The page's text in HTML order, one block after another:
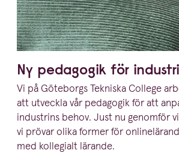
Ny pedagogik för
Vi på Göteborgs Tekniska College
att utveckla vår pedagogik för att
industrins behov. Just nu genomför
vi prövar olika former för
med kollegialt lärande.